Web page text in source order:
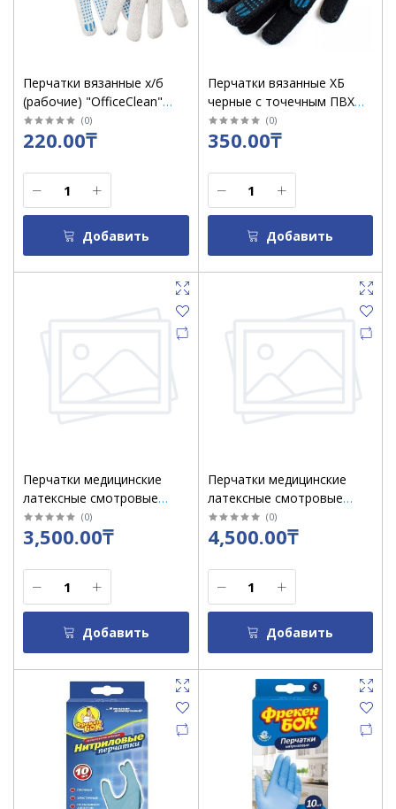
Перчатки вязанные х/б
(рабочие) "OfficeClean"
эконом с точечным ПВХ -
покрытием/ 4 нити/ в уп 20
(0)
220.00₸
Добавить
Перчатки вязанные ХБ
черные с точечным ПВХ
покрытием, 4 нити / в уп
20 пар
(0)
350.00₸
Добавить
Перчатки медицинские
латексные смотровые
BIOHANDIX размер L /уп 50
пар
(0)
3,500.00₸
Добавить
Перчатки медицинские
латексные смотровые
BIOHANDIX размер M /уп
50 пар
(0)
4,500.00₸
Добавить